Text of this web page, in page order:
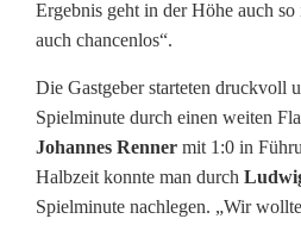
Ergebnis geht in der Höhe auch
auch chancenlos“.
Die Gastgeber starteten druckvoll
Spielminute durch einen weiten
Johannes Renner mit 1:0 in
Halbzeit konnte man durch
Spielminute nachlegen. „Wir